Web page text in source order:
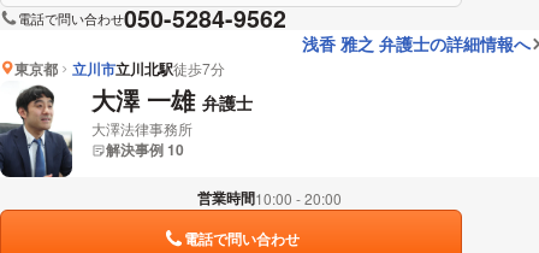
電話で問い合わせ050-5284-9562
浅香 雅之 弁護士の詳細情報へ
東京都 立川市立川北駅徒歩7分
大澤 一雄 弁護士
大澤法律事務所
解決事例 10
営業時間10:00 - 20:00
電話で問い合わせ